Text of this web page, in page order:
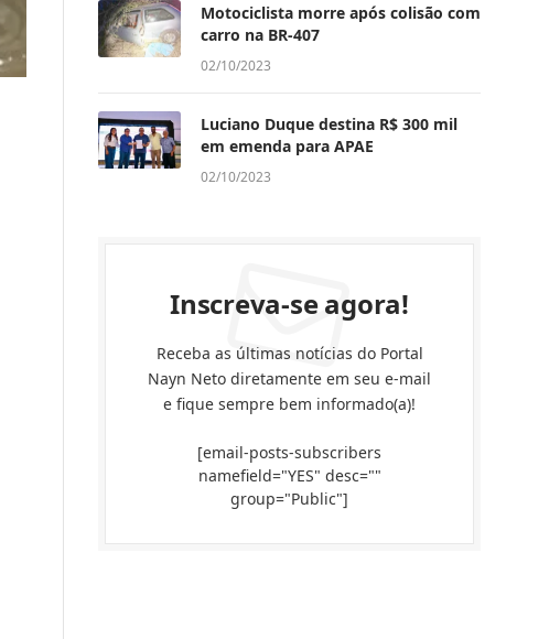
Motociclista morre após colisão com
carro na BR-407
02/10/2023
Luciano Duque destina R$ 300 mil
em emenda para APAE
02/10/2023
Inscreva-se agora!
Receba as últimas notícias do Portal
Nayn Neto diretamente em seu e-mail
e fique sempre bem informado(a)!
[email-posts-subscribers
namefield="YES" desc=""
group="Public"]